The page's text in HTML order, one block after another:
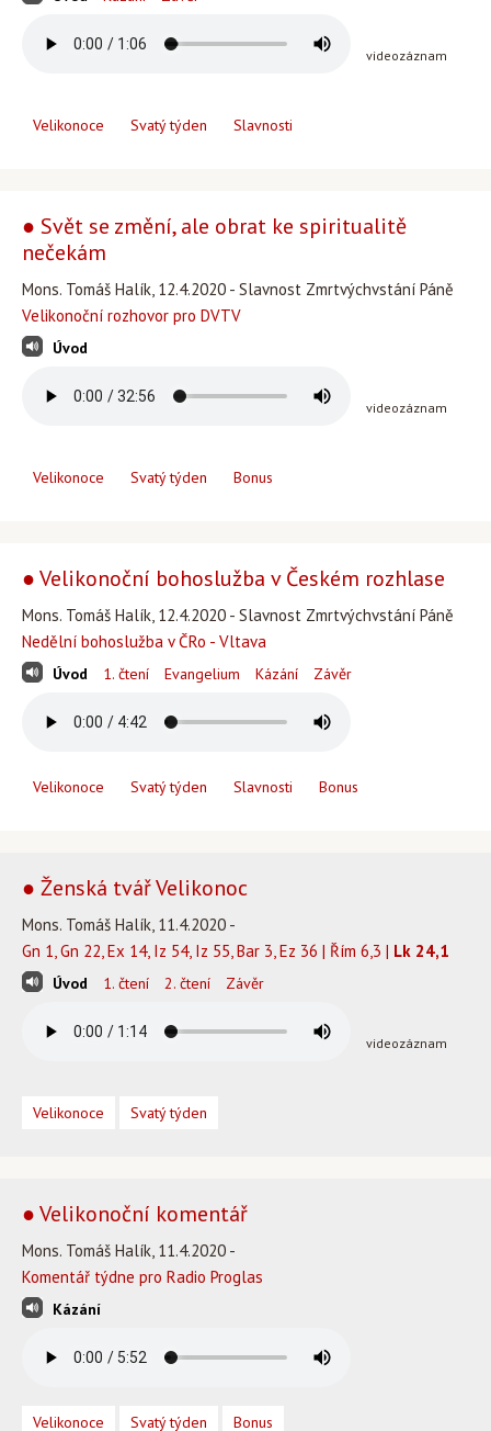
videozáznam
Velikonoce Svatý týden Slavnosti
● Svět se změní, ale obrat ke spiritualitě
nečekám
Mons. Tomáš Halík, 12.4.2020 - Slavnost Zmrtvýchvstání Páně
Velikonoční rozhovor pro DVTV
Úvod
videozáznam
Velikonoce Svatý týden Bonus
● Velikonoční bohoslužba v Českém rozhlase
Mons. Tomáš Halík, 12.4.2020 - Slavnost Zmrtvýchvstání Páně
Nedělní bohoslužba v ČRo - Vltava
Úvod 1. čtení Evangelium Kázání Závěr
Velikonoce Svatý týden Slavnosti Bonus
● Ženská tvář Velikonoc
Mons. Tomáš Halík, 11.4.2020 -
Gn 1, Gn 22, Ex 14, Iz 54, Iz 55, Bar 3, Ez 36 | Řím 6,3 | Lk 24,1
Úvod 1. čtení 2. čtení Závěr
videozáznam
Velikonoce Svatý týden
● Velikonoční komentář
Mons. Tomáš Halík, 11.4.2020 -
Komentář týdne pro Radio Proglas
Kázání
Velikonoce Svatý týden Bonus